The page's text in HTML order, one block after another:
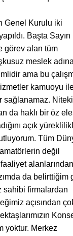
Kurulu iki
Başta Sayın
görev alan tüm
meslek adına
ama bu
kamuoyu
sağlanamaz.
da haklı bir öz
açık
Tüm
değil
alanlarından
da belirttiğim
sahibi firmalardan
açısından
yoktur. Merkez